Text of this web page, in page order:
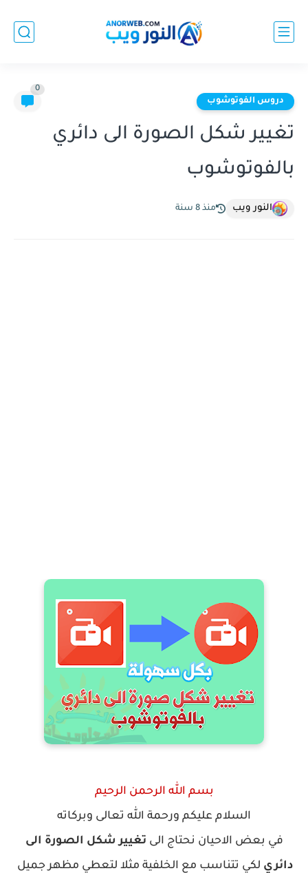
دروس الفوتوشوب
0
تغيير شكل الصورة الى دائري
بالفوتوشوب
النور ويب منذ 8 سنة
بسم الله الرحمن الرحيم
السلام عليكم ورحمة الله تعالى وبركاته
في بعض الاحيان نحتاج الى تغيير شكل الصورة الى
دائري لكي تتناسب مع الخلفية مثلا لتعطي مظهر جميل